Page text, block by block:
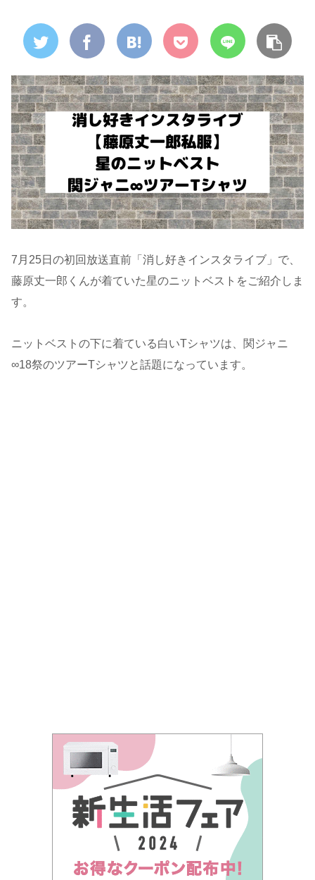
7月25日の初回放送直前「消し好きインスタライブ」で、
藤原丈一郎くんが着ていた星のニットベストをご紹介しま
す。
ニットベストの下に着ている白いTシャツは、関ジャニ
∞18祭のツアーTシャツと話題になっています。